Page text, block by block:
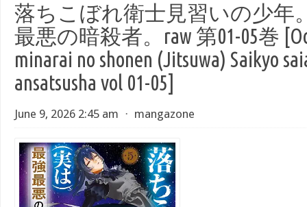
落ちこぼれ衛士見習いの少年
最悪の暗殺者。raw 第01-05巻
minarai no shonen (Jitsuwa) Saikyo
ansatsusha vol 01-05]
June 9, 2026 2:45 am ⋅ mangazone